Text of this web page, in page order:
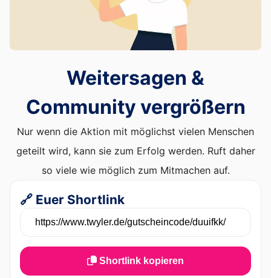
Weitersagen &
Community vergrößern
Nur wenn die Aktion mit möglichst vielen Menschen
geteilt wird, kann sie zum Erfolg werden. Ruft daher
so viele wie möglich zum Mitmachen auf.
🔗 Euer Shortlink
Shortlink kopieren